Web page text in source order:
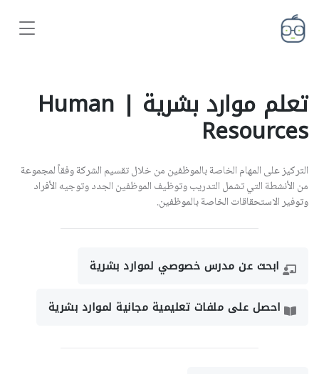
تعلم موارد بشرية | Human
Resources
التركيز على المهام الخاصة بالموظفين من خلال تقسيم الشركة وفقاً لمجموعة
من الأنشطة التي تشمل التدريب وتوظيف الموظفين الجدد وتوجيه الأفراد
وتوفير الاستحقاقات الخاصة بالموظفين.
ابحث عن مدرس خصوصي لموارد بشرية
احصل على ملفات تعليمية مجانية لموارد بشرية